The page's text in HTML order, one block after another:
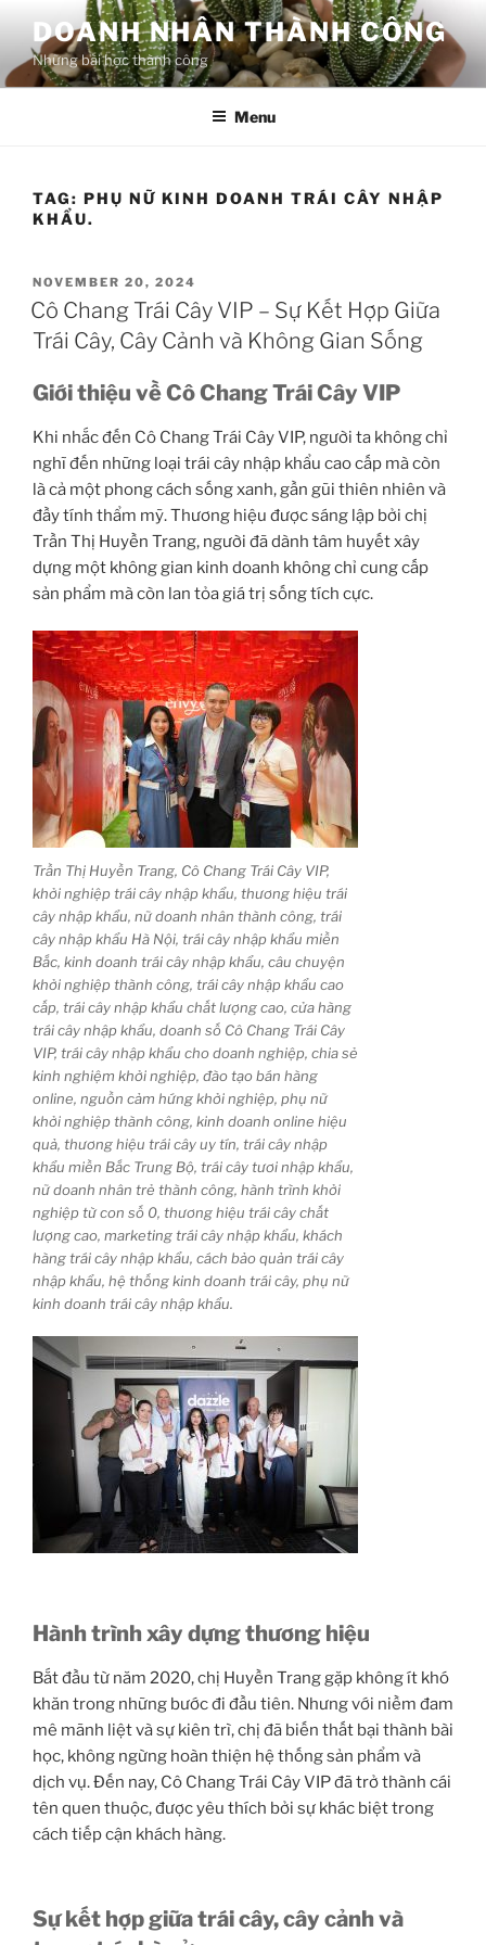
content
DOANH NHÂN THÀNH CÔNG
Những bài học thành công
Menu
TAG: PHỤ NỮ KINH DOANH TRÁI CÂY NHẬP
KHẨU.
POSTED
ON
NOVEMBER 20, 2024
Cô Chang Trái Cây VIP – Sự Kết Hợp Giữa
Trái Cây, Cây Cảnh và Không Gian Sống
Giới thiệu về Cô Chang Trái Cây VIP
Khi nhắc đến Cô Chang Trái Cây VIP, người ta không chỉ
nghĩ đến những loại trái cây nhập khẩu cao cấp mà còn
là cả một phong cách sống xanh, gần gũi thiên nhiên và
đầy tính thẩm mỹ. Thương hiệu được sáng lập bởi chị
Trần Thị Huyền Trang, người đã dành tâm huyết xây
dựng một không gian kinh doanh không chỉ cung cấp
sản phẩm mà còn lan tỏa giá trị sống tích cực.
Trần Thị Huyền Trang, Cô Chang Trái Cây VIP,
khởi nghiệp trái cây nhập khẩu, thương hiệu trái
cây nhập khẩu, nữ doanh nhân thành công, trái
cây nhập khẩu Hà Nội, trái cây nhập khẩu miền
Bắc, kinh doanh trái cây nhập khẩu, câu chuyện
khởi nghiệp thành công, trái cây nhập khẩu cao
cấp, trái cây nhập khẩu chất lượng cao, cửa hàng
trái cây nhập khẩu, doanh số Cô Chang Trái Cây
VIP, trái cây nhập khẩu cho doanh nghiệp, chia sẻ
kinh nghiệm khởi nghiệp, đào tạo bán hàng
online, nguồn cảm hứng khởi nghiệp, phụ nữ
khởi nghiệp thành công, kinh doanh online hiệu
quả, thương hiệu trái cây uy tín, trái cây nhập
khẩu miền Bắc Trung Bộ, trái cây tươi nhập khẩu,
nữ doanh nhân trẻ thành công, hành trình khởi
nghiệp từ con số 0, thương hiệu trái cây chất
lượng cao, marketing trái cây nhập khẩu, khách
hàng trái cây nhập khẩu, cách bảo quản trái cây
nhập khẩu, hệ thống kinh doanh trái cây, phụ nữ
kinh doanh trái cây nhập khẩu.
Hành trình xây dựng thương hiệu
Bắt đầu từ năm 2020, chị Huyền Trang gặp không ít khó
khăn trong những bước đi đầu tiên. Nhưng với niềm đam
mê mãnh liệt và sự kiên trì, chị đã biến thất bại thành bài
học, không ngừng hoàn thiện hệ thống sản phẩm và
dịch vụ. Đến nay, Cô Chang Trái Cây VIP đã trở thành cái
tên quen thuộc, được yêu thích bởi sự khác biệt trong
cách tiếp cận khách hàng.
Sự kết hợp giữa trái cây, cây cảnh và